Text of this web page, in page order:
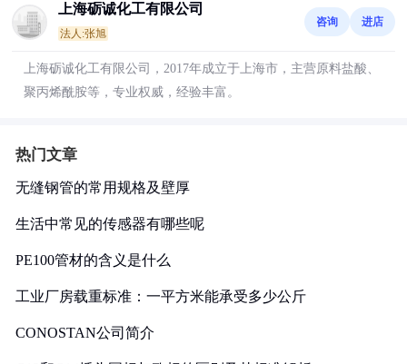
上海砺诚化工有限公司
法人:张旭
咨询 进店
上海砺诚化工有限公司，2017年成立于上海市，主营原料盐酸、
聚丙烯酰胺等，专业权威，经验丰富。
热门文章
无缝钢管的常用规格及壁厚
生活中常见的传感器有哪些呢
PE100管材的含义是什么
工业厂房载重标准：一平方米能承受多少公斤
CONOSTAN公司简介